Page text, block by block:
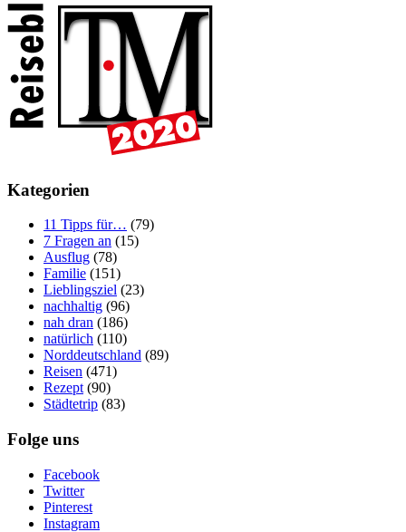
Kategorien
11 Tipps für… (79)
7 Fragen an (15)
Ausflug (78)
Familie (151)
Lieblingsziel (23)
nachhaltig (96)
nah dran (186)
natürlich (110)
Norddeutschland (89)
Reisen (471)
Rezept (90)
Städtetrip (83)
Folge uns
Facebook
Twitter
Pinterest
Instagram